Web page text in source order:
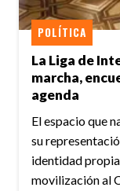
La Liga de
marcha,
agenda
POLÍTICA
El espacio que
su
identidad
movilización al